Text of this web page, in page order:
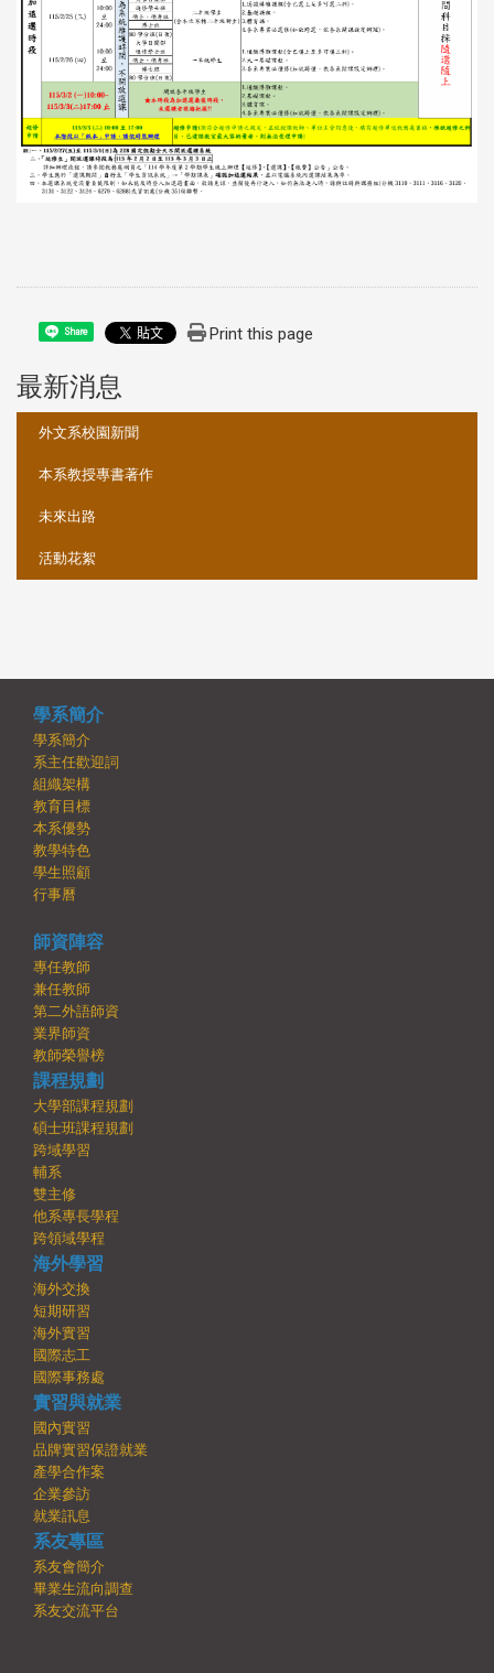
Share Print this page
最新消息
外文系校園新聞
本系教授專書著作
未來出路
活動花絮
學系簡介
學系簡介
系主任歡迎詞
組織架構
教育目標
本系優勢
教學特色
學生照顧
行事曆
師資陣容
專任教師
兼任教師
第二外語師資
業界師資
教師榮譽榜
課程規劃
大學部課程規劃
碩士班課程規劃
跨域學習
輔系
雙主修
他系專長學程
跨領域學程
海外學習
海外交換
短期研習
海外實習
國際志工
國際事務處
實習與就業
國內實習
品牌實習保證就業
產學合作案
企業參訪
就業訊息
系友專區
系友會簡介
畢業生流向調查
系友交流平台